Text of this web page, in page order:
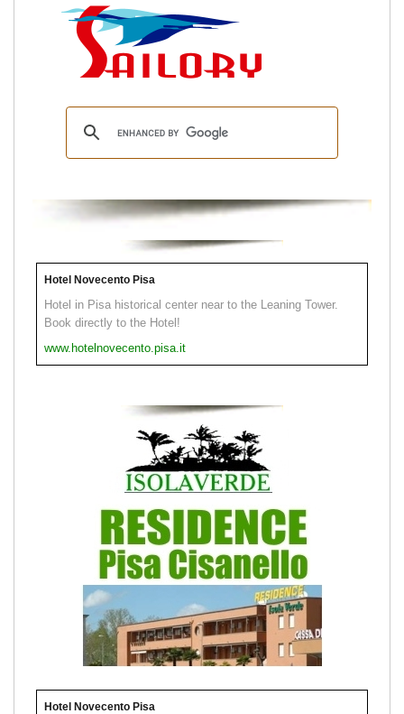
Hotel Novecento Pisa
Hotel in Pisa historical center near to the Leaning Tower.
Book directly to the Hotel!
www.hotelnovecento.pisa.it
Hotel Novecento Pisa